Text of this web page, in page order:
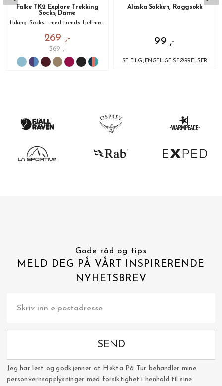
Falke TK2 Explore Trekking
Socks, Dame
Hiking Socks - med trendy fjellmønster!
269 ,-
369 ,-
Alaska Sokken, Raggsokk
99 ,-
SE TILGJENGELIGE STØRRELSER
Gode råd og tips
MELD DEG PÅ VÅRT INSPIRERENDE
NYHETSBREV
SEND
Jeg har lest og godkjenner at Hekta På Tur behandler mine
personvernsopplysninger med forsiktighet i henhold til sine